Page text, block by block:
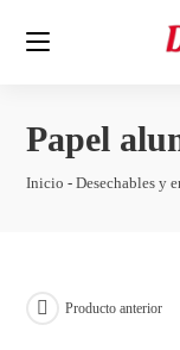
Papel
Inicio -Desechables y
Producto anterior